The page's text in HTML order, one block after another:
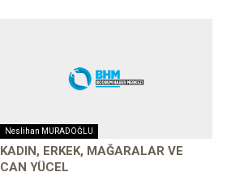
Neslihan MURADOĞLU
KADIN, ERKEK, MAĞARALAR VE
CAN YÜCEL